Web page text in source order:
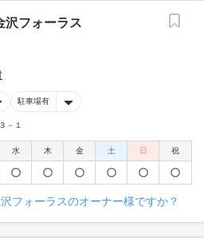
沢フォーラス
駐車場有
－１
水 木 金 土 日 祝
フォーラスのオーナー様ですか？